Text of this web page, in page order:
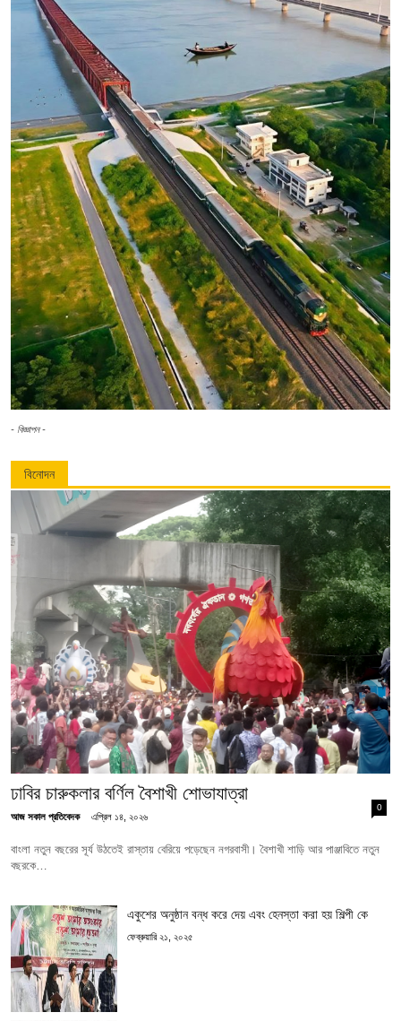
- বিজ্ঞাপন -
বিনোদন
ঢাবির চারুকলার বর্ণিল বৈশাখী শোভাযাত্রা
আজ সকাল প্রতিবেদক এপ্রিল ১৪, ২০২৬
0
বাংলা নতুন বছরের সূর্য উঠতেই রাস্তায় বেরিয়ে পড়েছেন নগরবাসী। বৈশাখী শাড়ি আর পাঞ্জাবিতে নতুন
বছরকে…
একুশের অনুষ্ঠান বন্ধ করে দেয় এবং হেনস্তা করা হয় শিল্পী কে
ফেব্রুয়ারি ২১, ২০২৫